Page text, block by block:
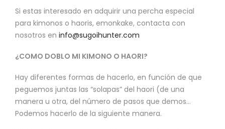
Si estas interesado en adquirir una percha especial
para kimonos o haoris, emonkake, contacta con
nosotros en info@sugoihunter.com
¿COMO DOBLO MI KIMONO O HAORI?
Hay diferentes formas de hacerlo, en función de que
peguemos juntas las “solapas” del haori (de una
manera u otra, del número de pasos que demos…
Podemos hacerlo de la siguiente manera.